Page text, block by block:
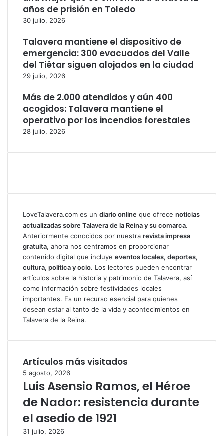
años de prisión en Toledo
30 julio, 2026
Talavera mantiene el dispositivo de
emergencia: 300 evacuados del Valle
del Tiétar siguen alojados en la ciudad
29 julio, 2026
Más de 2.000 atendidos y aún 400
acogidos: Talavera mantiene el
operativo por los incendios forestales
28 julio, 2026
LoveTalavera.com es un diario online que ofrece noticias
actualizadas sobre Talavera de la Reina y su comarca.
Anteriormente conocidos por nuestra revista impresa
gratuita, ahora nos centramos en proporcionar
contenido digital que incluye eventos locales, deportes,
cultura, política y ocio. Los lectores pueden encontrar
artículos sobre la historia y patrimonio de Talavera, así
como información sobre festividades locales
importantes. Es un recurso esencial para quienes
desean estar al tanto de la vida y acontecimientos en
Talavera de la Reina.
Artículos más visitados
5 agosto, 2026
Luis Asensio Ramos, el Héroe
de Nador: resistencia durante
el asedio de 1921
31 julio, 2026